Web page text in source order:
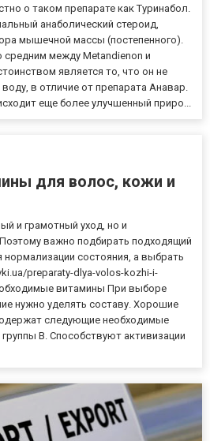
о таком препарате как Туринабол.
анаболический стероид,
мышечной массы (постепенного).
средним между Metandienon и
является то, что он не
в отличие от препарата Анавар.
еще более улучшенный приро...
для волос, кожи и
и грамотный уход, но и
важно подбирать подходящий
состояния, а выбрать
preparaty-dlya-volos-kozhi-i-
витамины При выборе
нужно уделять составу. Хорошие
следующие необходимые
В. Способствуют активизации